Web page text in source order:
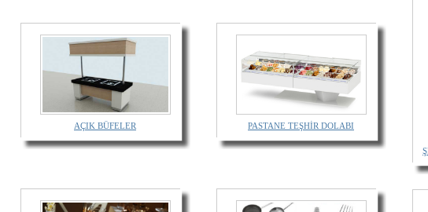
AÇIK BÜFELER PASTANE TEŞHİR DOLABI